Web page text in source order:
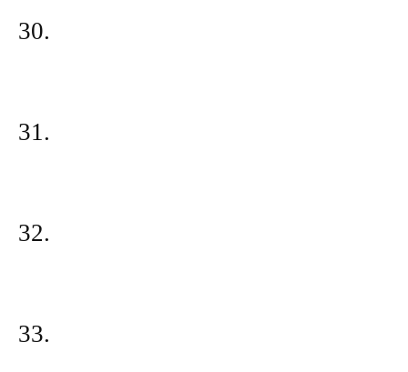
30.
31.
32.
33.